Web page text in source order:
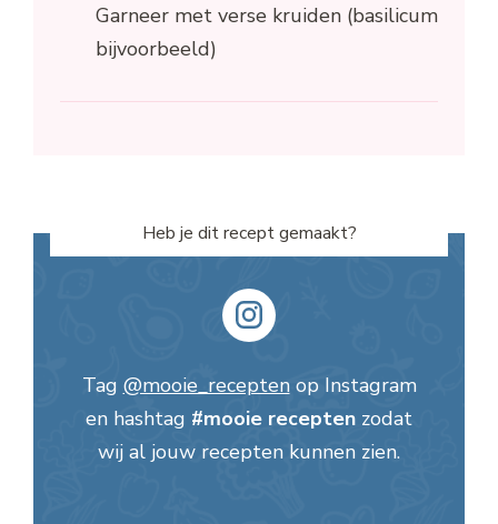
Garneer met verse kruiden (basilicum
bijvoorbeeld)
Heb je dit recept gemaakt?
Tag @mooie_receptenop Instagram
en hashtag #mooie recepten zodat
wij al jouw recepten kunnen zien.